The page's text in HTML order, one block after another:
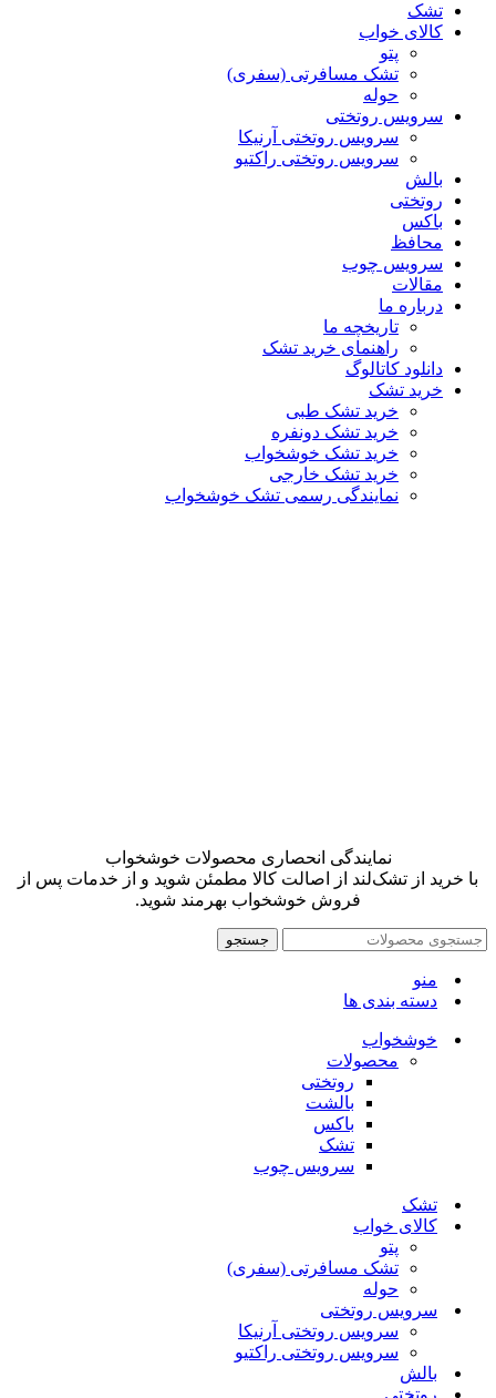
تشک
کالای خواب
پتو
تشک مسافرتی (سفری)
حوله
سرویس روتختی
سرویس روتختی آرنیکا
سرویس روتختی راکتیو
بالش
روتختی
باکس
محافظ
سرویس چوب
مقالات
درباره ما
تاریخچه ما
راهنمای خرید تشک
دانلود کاتالوگ
خرید تشک
خرید تشک طبی
خرید تشک دونفره
خرید تشک خوشخواب
خرید تشک خارجی
نمایندگی رسمی تشک خوشخواب
نمایندگی انحصاری محصولات خوشخواب
با خرید از تشک‌لند از اصالت کالا مطمئن شوید و از خدمات پس از
فروش خوشخواب بهرمند شوید.
جستجو
منو
دسته بندی ها
خوشخواب
محصولات
روتختی
بالشت
باکس
تشک
سرویس چوب
تشک
کالای خواب
پتو
تشک مسافرتی (سفری)
حوله
سرویس روتختی
سرویس روتختی آرنیکا
سرویس روتختی راکتیو
بالش